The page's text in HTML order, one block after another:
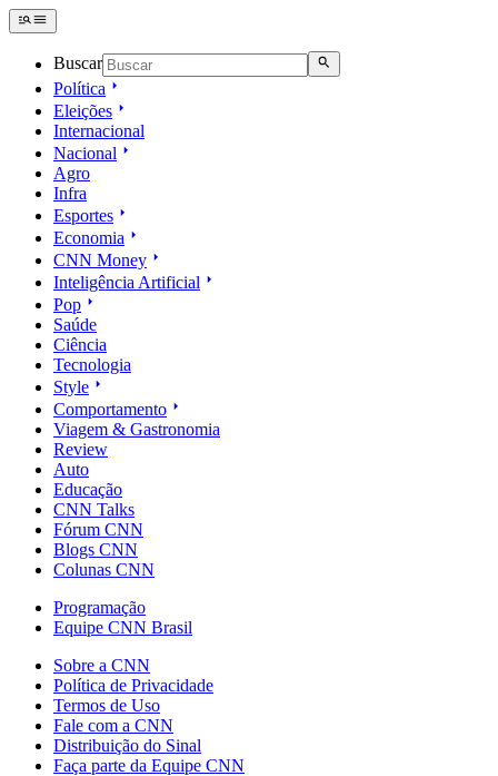
Buscar
Política
Eleições
Internacional
Nacional
Agro
Infra
Esportes
Economia
CNN Money
Inteligência Artificial
Pop
Saúde
Ciência
Tecnologia
Style
Comportamento
Viagem & Gastronomia
Review
Auto
Educação
CNN Talks
Fórum CNN
Blogs CNN
Colunas CNN
Programação
Equipe CNN Brasil
Sobre a CNN
Política de Privacidade
Termos de Uso
Fale com a CNN
Distribuição do Sinal
Faça parte da Equipe CNN